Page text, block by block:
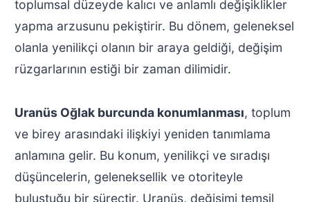
toplumsal düzeyde kalıcı ve anlamlı değişiklikler
yapma arzusunu pekiştirir. Bu dönem, geleneksel
olanla yenilikçi olanın bir araya geldiği, değişim
rüzgarlarının estiği bir zaman dilimidir.
Uranüs Oğlak burcunda konumlanması, toplum
ve birey arasındaki ilişkiyi yeniden tanımlama
anlamına gelir. Bu konum, yenilikçi ve sıradışı
düşüncelerin, geleneksellik ve otoriteyle
buluştuğu bir süreçtir. Uranüs, değişimi temsil